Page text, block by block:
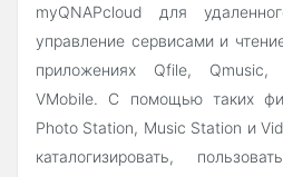
myQNAPcloud для
управление сервисами и
приложениях Qfile,
VMobile. С помощью таких
Photo Station, Music Station и
каталогизировать,